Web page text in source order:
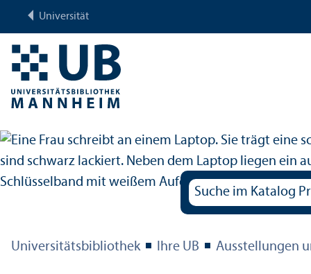
Universität
Universitäts­bibliothek Ihre UB Ausstellungen